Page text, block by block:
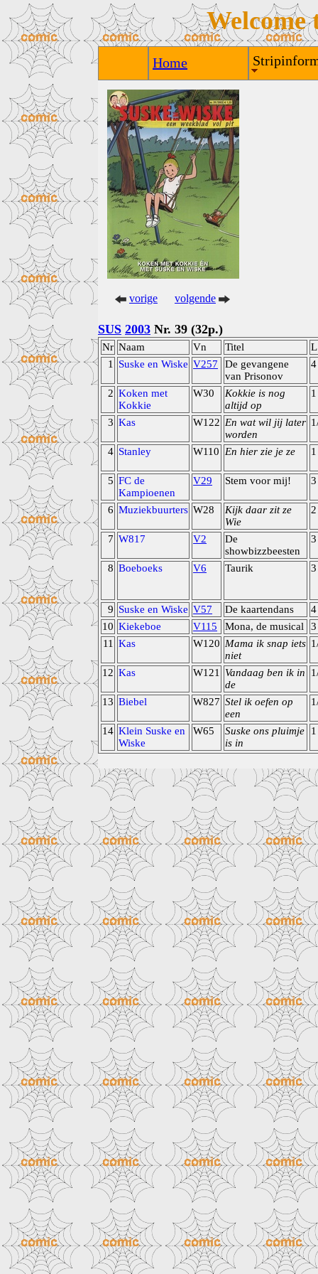
Welcome
Home
vorige volgende
SUS 2003 Nr. 39 (32p.)
Nr Naam Vn Titel
L
1
Suske en Wiske V257
De gevangene
van Prisonov
4
2 Koken met
Kokkie
W30
Kokkie is nog
altijd op
1
3 Kas W122 En wat wil jij later
worden
4 Stanley W110 En hier zie je ze 1
5 FC de
Kampioenen
V29 Stem voor mij! 3
6 Muziekbuurters W28
Kijk daar zit ze
Wie
2
7 W817 V2
De
showbizzbeesten
3
8 Boeboeks V6 Taurik 3
9 Suske en Wiske V57 De kaartendans
4
10 Kiekeboe V115 Mona, de musical
3
11
Kas W120 Mama ik snap iets
niet
12 Kas W121
Vandaag ben ik in
de
13 Biebel W827 Stel ik oefen op
een
14 Klein Suske en
Wiske
W65
Suske ons pluimje
is in
1